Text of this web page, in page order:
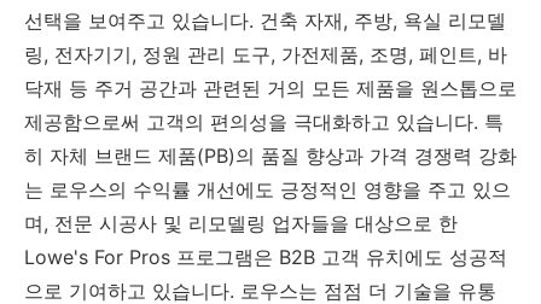
선택을 보여주고 있습니다. 건축 자재, 주방, 욕실 리모델
링, 전자기기, 정원 관리 도구, 가전제품, 조명, 페인트, 바
닥재 등 주거 공간과 관련된 거의 모든 제품을 원스톱으로
제공함으로써 고객의 편의성을 극대화하고 있습니다. 특
히 자체 브랜드 제품(PB)의 품질 향상과 가격 경쟁력 강화
는 로우스의 수익률 개선에도 긍정적인 영향을 주고 있으
며, 전문 시공사 및 리모델링 업자들을 대상으로 한
Lowe's For Pros 프로그램은 B2B 고객 유치에도 성공적
으로 기여하고 있습니다. 로우스는 점점 더 기술을 유통